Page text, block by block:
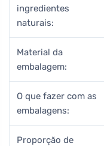
ingredientes
naturais:
Material da
embalagem:
O que fazer com as
embalagens:
Proporção de